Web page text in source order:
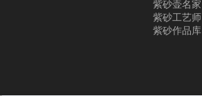
紫砂壶名家
紫砂工艺师
紫砂作品库